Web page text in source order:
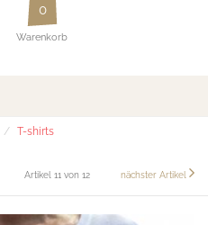
Warenkorb
T-shirts
Artikel 11 von 12 nächster Artikel